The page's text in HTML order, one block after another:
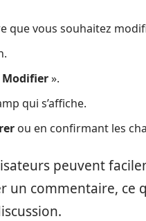
que vous souhaitez
Modifier».
qui s’affiche.
ou en confirmant les
peuvent
un commentaire, ce